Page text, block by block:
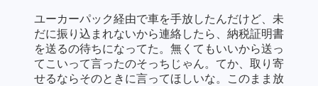
ユーカーパック経由で車を手放したんだけど、未
だに振り込まれないから連絡したら、納税証明書
を送るの待ちになってた。無くてもいいから送っ
てこいって言ったのそっちじゃん。てか、取り寄
せるならそのときに言ってほしいな。このまま放